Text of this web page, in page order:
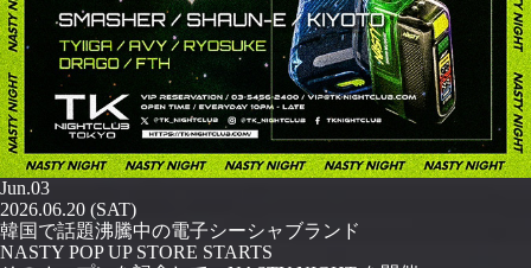
Jun.03
2026.06.20 (SAT)
韓国で話題沸騰中の電子シーシャブランド
NASTY POP UP STORE STARTS